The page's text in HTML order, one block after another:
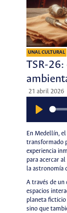
UNAL CULTURAL
TSR-
21 abril 2026
En Medellín,
transformado
experiencia
para acercar
la astronomía
A través de
espacios
planeta ficticio
sino que